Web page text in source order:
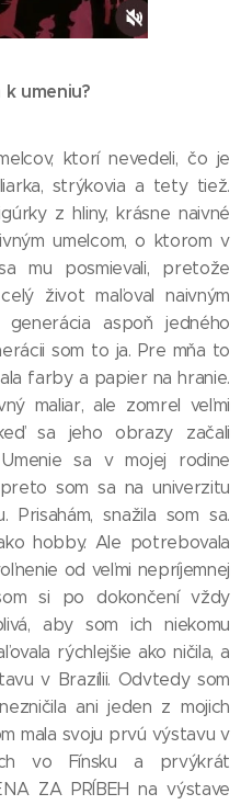
umeniu?
ktorí nevedeli, čo je
strýkovia a tety tiež.
z hliny, krásne naivné
umelcom, o ktorom v
mu posmievali, pretože
život maľoval naivným
aspoň jedného
som to ja. Pre mňa to
farby a papier na hranie.
maliar, ale zomrel veľmi
sa jeho obrazy začali
sa v mojej rodine
som sa na univerzitu
Prisahám, snažila som sa.
hobby. Ale potrebovala
od veľmi nepríjemnej
si po dokončení vždy
aby som ich niekomu
rýchlejšie ako ničila, a
v Brazílii. Odvtedy som
ani jeden z mojich
mala svoju prvú výstavu v
vo Fínsku a prvýkrát
ZA PRÍBEH na výstave